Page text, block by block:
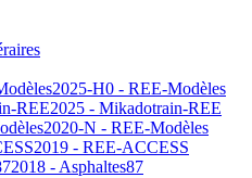
2025-H0 - REE-Modèles
2025 - Mikadotrain-REE
2020-N - REE-Modèles
2019 - REE-ACCESS
2018 - Asphaltes87